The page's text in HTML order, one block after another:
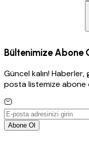
Bültenimize Abone
Güncel kalın!
posta listemize abone
Abone Ol